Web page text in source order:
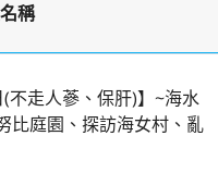
稱
(不走人蔘、保肝)】~海水
比庭園、探訪海女村、亂